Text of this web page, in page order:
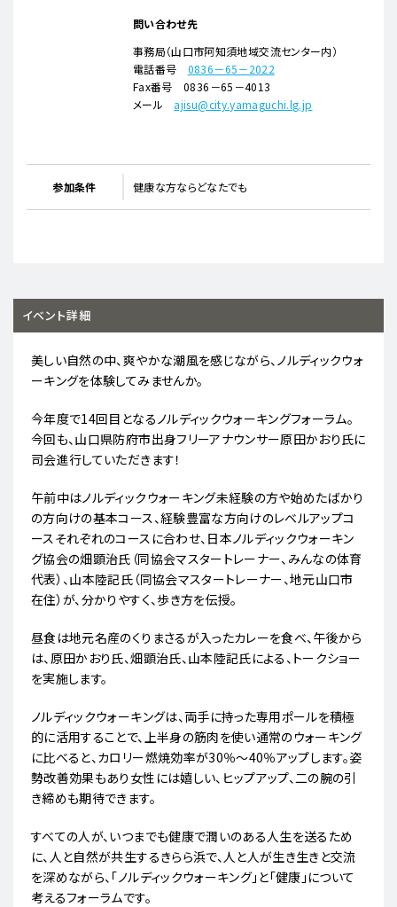
問い合わせ先
事務局（山口市阿知須地域交流センター内）
電話番号 0836－65－2022
Fax番号 0836－65－4013
メール ajisu@city.yamaguchi.lg.jp
参加条件 健康な方ならどなたでも
イベント詳細
美しい自然の中、爽やかな潮風を感じながら、ノルディックウォ
ーキングを体験してみませんか。
今年度で14回目となるノルディックウォーキングフォーラム。
今回も、山口県防府市出身フリーアナウンサー原田かおり氏に
司会進行していただきます！
午前中はノルディックウォーキング未経験の方や始めたばかり
の方向けの基本コース、経験豊富な方向けのレベルアップコ
ースそれぞれのコースに合わせ、日本ノルディックウォーキン
グ協会の畑顕治氏（同協会マスタートレーナー、みんなの体育
代表）、山本陸記氏（同協会マスタートレーナー、地元山口市
在住）が、分かりやすく、歩き方を伝授。
昼食は地元名産のくりまさるが入ったカレーを食べ、午後から
は、原田かおり氏、畑顕治氏、山本陸記氏による、トークショー
を実施します。
ノルディックウォーキングは、両手に持った専用ポールを積極
的に活用することで、上半身の筋肉を使い通常のウォーキング
に比べると、カロリー燃焼効率が30％～40％アップします。姿
勢改善効果もあり女性には嬉しい、ヒップアップ、二の腕の引
き締めも期待できます。
すべての人が、いつまでも健康で潤いのある人生を送るため
に、人と自然が共生するきらら浜で、人と人が生き生きと交流
を深めながら、「ノルディックウォーキング」と「健康」について
考えるフォーラムです。